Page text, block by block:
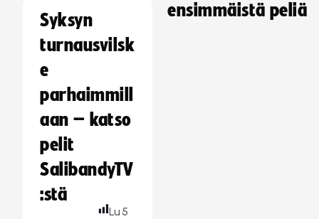
Syksyn
turnausvilsk
e
parhaimmill
aan – katso
pelit
SalibandyTV
:stä
Lu 5
ensimmäistä peliä